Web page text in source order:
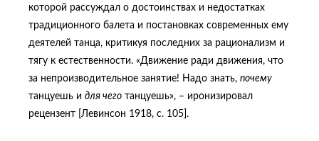
которой рассуждал о достоинствах и недостатках
традиционного балета и постановках современных ему
деятелей танца, критикуя последних за рационализм и
тягу к естественности. «Движение ради движения, что
за непроизводительное занятие! Надо знать, почему
танцуешь и для чего танцуешь», – иронизировал
рецензент [Левинсон 1918, с. 105].